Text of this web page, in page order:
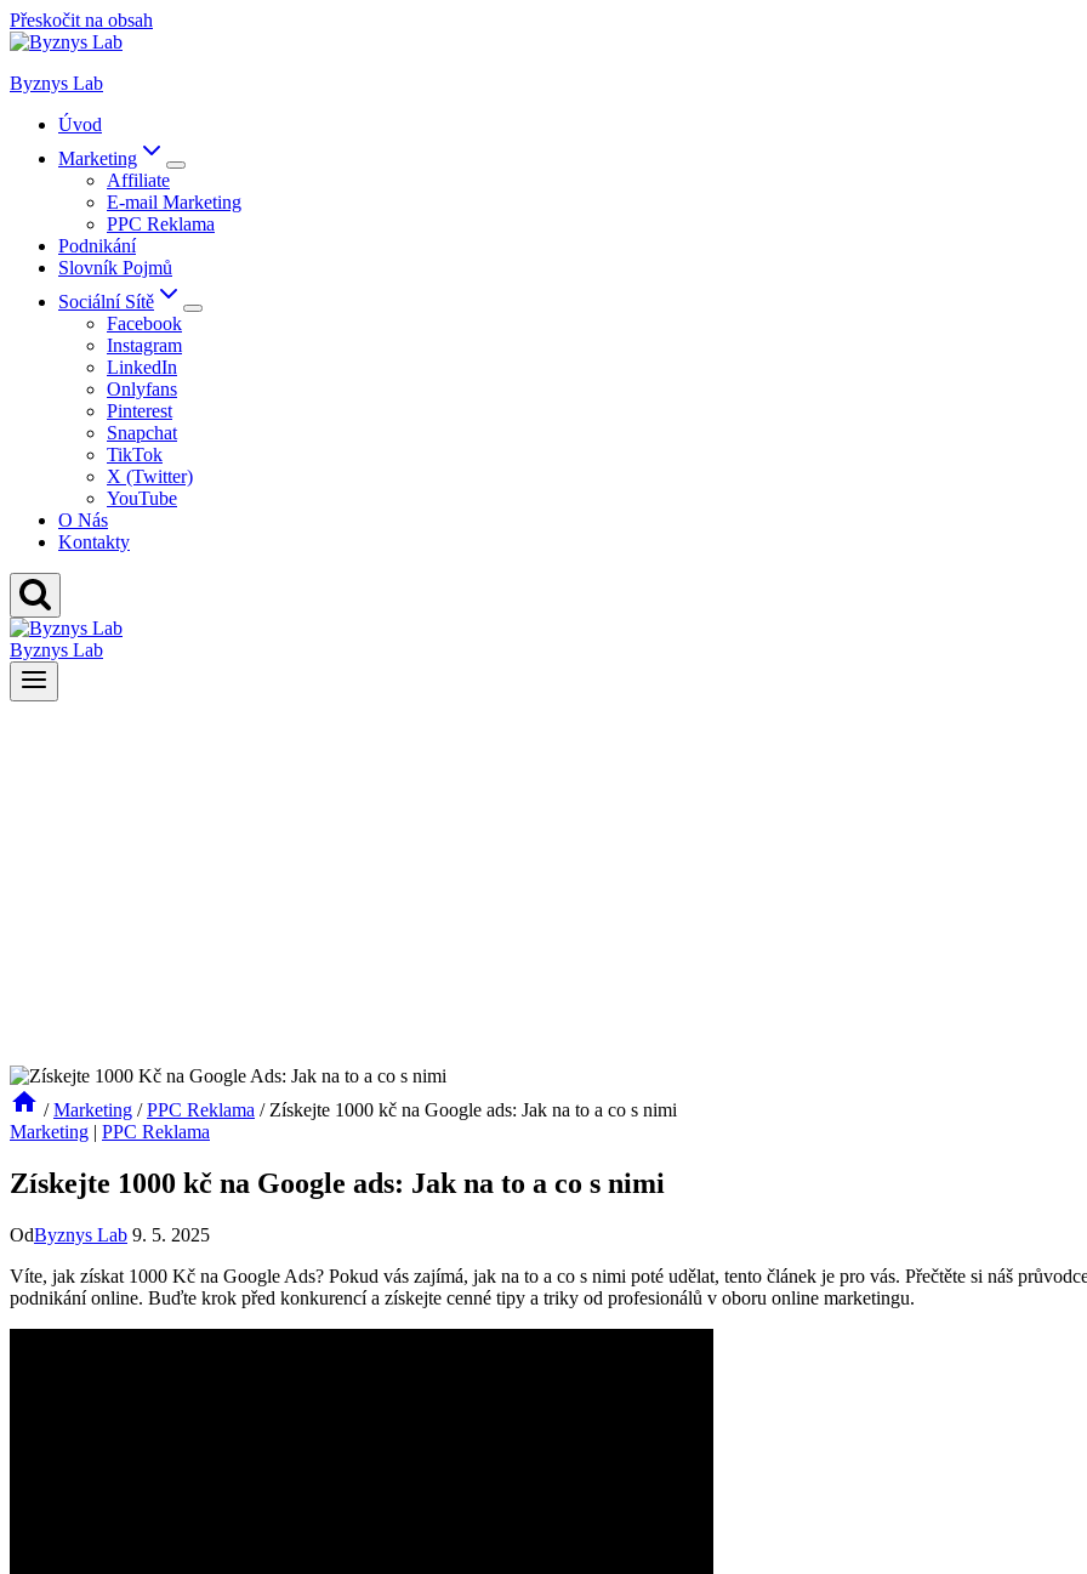
Přeskočit na obsah
Byznys Lab
Úvod
Marketing
Affiliate
E-mail Marketing
PPC Reklama
Podnikání
Slovník Pojmů
Sociální Sítě
Facebook
Instagram
LinkedIn
Onlyfans
Pinterest
Snapchat
TikTok
X (Twitter)
YouTube
O Nás
Kontakty
Byznys Lab
/ Marketing / PPC Reklama / Získejte 1000 kč na Google ads: Jak na to a co s nimi
Marketing | PPC Reklama
Získejte 1000 kč na Google ads: Jak na to a co s nimi
OdByznys Lab 9. 5. 2025
Víte, jak získat 1000 Kč na Google Ads? Pokud vás zajímá, jak na to a co s nimi poté udělat, tento článek je pro vás. Přečtěte si náš
podnikání online. Buďte krok před konkurencí a získejte cenné tipy a triky od profesionálů v oboru online marketingu.